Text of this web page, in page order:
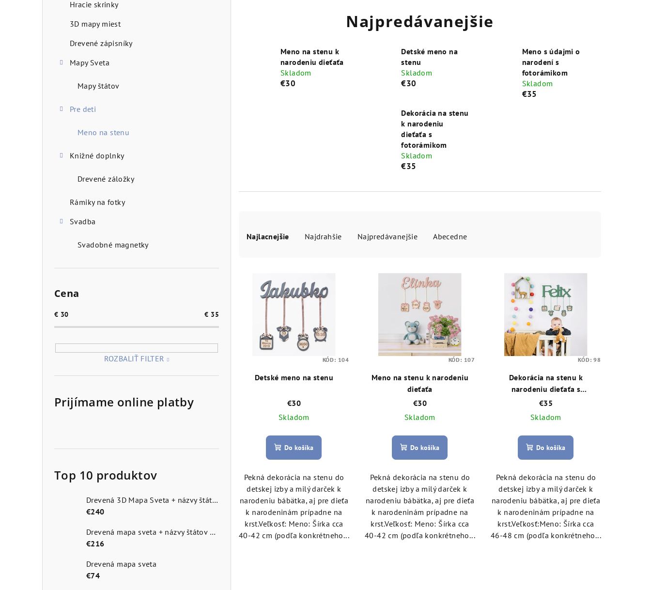
Hracie skrinky
3D mapy miest
Drevené zápisníky
Mapy Sveta
Mapy štátov
Pre deti
Meno na stenu
Knižné doplnky
Drevené záložky
Rámiky na fotky
Svadba
Svadobné magnetky
Cena
€ 30 € 35
ROZBALIŤ FILTER
Prijímame online platby
Top 10 produktov
Drevená 3D Mapa Sveta + názvy štátov a hlavné mestá
€240
Drevená mapa sveta + názvy štátov a hlavné mestá
€216
Drevená mapa sveta
€74
Najpredávanejšie
Meno na stenu k
narodeniu dieťaťa
Skladom
€30
Detské meno na
stenu
Skladom
€30
Meno s údajmi o
narodení s
fotorámikom
Skladom
€35
Dekorácia na stenu
k narodeniu
dieťaťa s
fotorámikom
Skladom
€35
a
o
v
Najlacnejšie Najdrahšie Najpredávanejšie Abecedne
t
o
v
Detské meno na stenu
€30
Skladom
Do košíka
Pekná dekorácia na stenu do
detskej izby a milý darček k
narodeniu bábätka, aj pre dieťa
k narodeninám prípadne na
krst.Veľkosť: Meno: Šírka cca
40-42 cm (podľa konkrétneho...
KÓD: 104
Meno na stenu k narodeniu
dieťaťa
€30
Skladom
Do košíka
Pekná dekorácia na stenu do
detskej izby a milý darček k
narodeniu bábätka, aj pre dieťa
k narodeninám prípadne na
krst.Veľkosť: Meno: Šírka cca
40-42 cm (podľa konkrétneho...
KÓD: 107
Dekorácia na stenu k
narodeniu dieťaťa s
fotorámikom
€35
Skladom
Do košíka
Pekná dekorácia na stenu do
detskej izby a milý darček k
narodeniu bábätka, aj pre dieťa
k narodeninám prípadne na
krst.Veľkosť:Meno: Šírka cca
46-48 cm (podľa konkrétneho...
KÓD:98